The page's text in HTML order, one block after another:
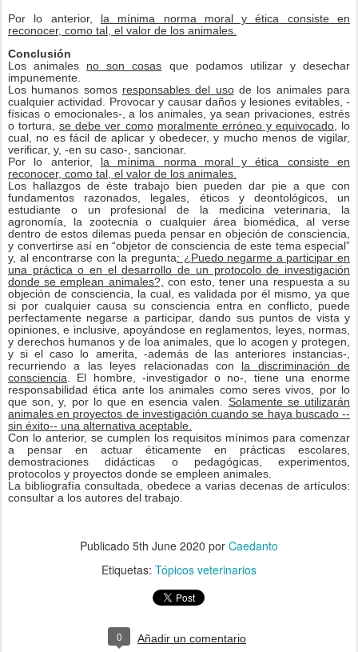
Por lo anterior, la mínima norma moral y ética consiste en
reconocer, como tal, el valor de los animales.
Conclusión
Los animales no son cosas que podamos utilizar y desechar
impunemente.
Los humanos somos responsables del usode los animales para
cualquier actividad. Provocar y causar daños y lesiones evitables, -
físicas o emocionales-, a los animales, ya sean privaciones, estrés
o tortura,se debe ver como moralmente erróneo y equivocado, lo
cual, no es fácil de aplicar y obedecer, y mucho menos de vigilar,
verificar, y, -en su caso-, sancionar.
Por lo anterior, la mínima norma moral y ética consiste en
reconocer, como tal, el valor de los animales.
Los hallazgos de éste trabajo bien pueden dar pie a que con
fundamentos razonados, legales, éticos y deontológicos, un
estudiante o un profesional de la medicina veterinaria, la
agronomía, la zootecnia o cualquier área biomédica, al verse
dentro de estos dilemas pueda pensar en objeción de consciencia,
y convertirse así en “objetor de consciencia de este tema especial”
y, al encontrarse con la pregunta: ¿Puedo negarme a participar en
una práctica o en el desarrollo de un protocolo de investigación
donde se emplean animales?, con esto, tener una respuesta a su
objeción de consciencia, la cual, es validada por él mismo, ya que
si por cualquier causa su consciencia entra en conflicto, puede
perfectamente negarse a participar, dando sus puntos de vista y
opiniones, e inclusive, apoyándose en reglamentos, leyes, normas,
y derechos humanos y de loa animales, que lo acogen y protegen,
y si el caso lo amerita, -además de las anteriores instancias-,
recurriendo a las leyes relacionadas con la discriminación de
consciencia . El hombre, -investigador o no-, tiene una enorme
responsabilidad ética ante los animales como seres vivos, por lo
que son, y, por lo que en esencia valen. Solamente se utilizarán
animales en proyectos de investigación cuando se haya buscado --
sin éxito-- una alternativa aceptable.
Con lo anterior, se cumplen los requisitos mínimos para comenzar
a pensar en actuar éticamente en prácticas escolares,
demostraciones didácticas o pedagógicas, experimentos,
protocolos y proyectos donde se empleen animales.
La bibliografía consultada, obedece a varias decenas de artículos:
consultar a los autores del trabajo.
Publicado 5th June 2020 por Caedanto
Etiquetas: Tópicos veterinarios
0 Añadir un comentario